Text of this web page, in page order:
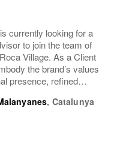
currently looking for a
to join the team of
Village. As a Client
the brand’s values
presence, refined
client experiences....
, Catalunya